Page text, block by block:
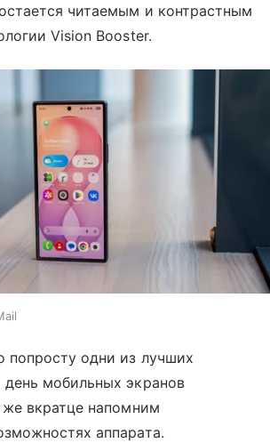
читаемым и контрастным
Vision Booster.
попросту одни из лучших
день мобильных экранов
вкратце напомним
аппарата.